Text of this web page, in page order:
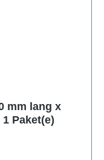
mm lang x
Paket(e)